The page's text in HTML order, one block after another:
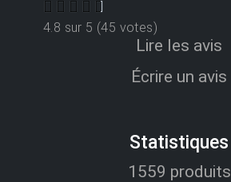
4.8 sur 5 (45 votes)
Lire les avis
Écrire un avis
Statistiques
1559 produits